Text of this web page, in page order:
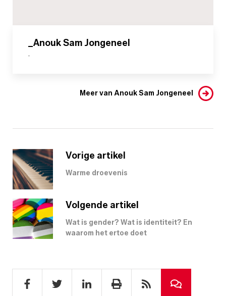
_Anouk Sam Jongeneel
-
Meer van Anouk Sam Jongeneel
Vorige artikel
Warme droevenis
Volgende artikel
Wat is gender? Wat is identiteit? En
waarom het ertoe doet